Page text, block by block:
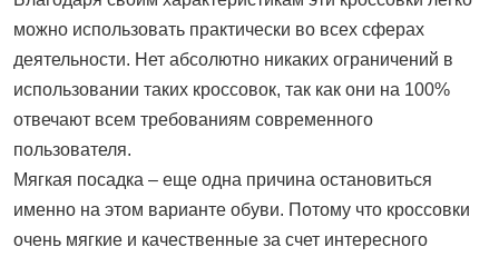
можно использовать практически во всех сферах
деятельности. Нет абсолютно никаких ограничений в
использовании таких кроссовок, так как они на 100%
отвечают всем требованиям современного
пользователя.
Мягкая посадка – еще одна причина остановиться
именно на этом варианте обуви. Потому что кроссовки
очень мягкие и качественные за счет интересного